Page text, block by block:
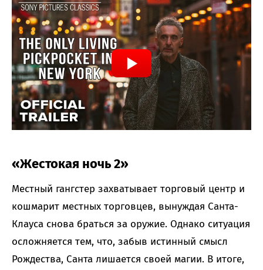
«Жестокая ночь 2»
Местный гангстер захватывает торговый центр и
кошмарит местных торговцев, вынуждая Санта-
Клауса снова браться за оружие. Однако ситуация
осложняется тем, что, забыв истинный смысл
Рождества, Санта лишается своей магии. В итоге,